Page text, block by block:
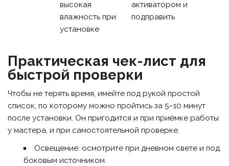
высокая
влажность при
установке
активатором и
подправить
Практическая чек-лист для
быстрой проверки
Чтобы не терять время, имейте под рукой простой
список, по которому можно пройтись за 5–10 минут
после установки. Он пригодится и при приёмке работы
у мастера, и при самостоятельной проверке.
Освещение: осмотрите при дневном свете и под
боковым источником.